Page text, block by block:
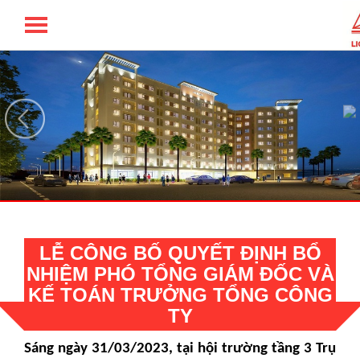
TỔNG CÔNG TY LICOGI - CTCP
LỄ CÔNG BỐ QUYẾT ĐỊNH BỔ
NHIỆM PHÓ TỔNG GIÁM ĐỐC VÀ
KẾ TOÁN TRƯỞNG TỔNG CÔNG
TY
Sáng ngày 31/03/2023, tại hội trường tầng 3 Trụ